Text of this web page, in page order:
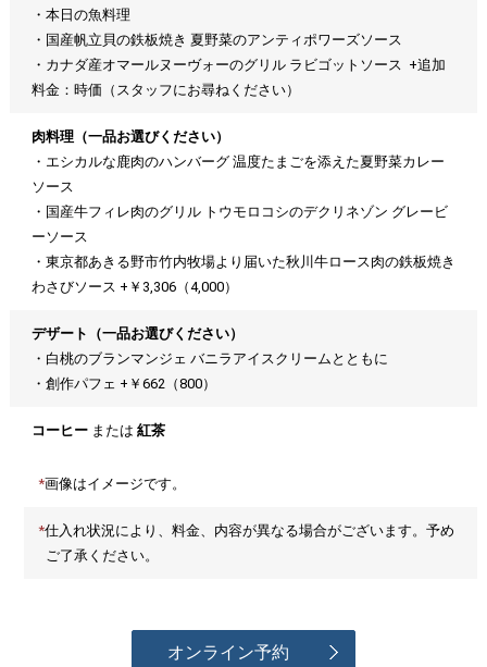
・本日の魚料理
・国産帆立貝の鉄板焼き 夏野菜のアンティポワーズソース
・カナダ産オマールヌーヴォーのグリル ラビゴットソース +追加
料金：時価（スタッフにお尋ねください）
肉料理（一品お選びください）
・エシカルな鹿肉のハンバーグ 温度たまごを添えた夏野菜カレー
ソース
・国産牛フィレ肉のグリル トウモロコシのデクリネゾン グレービ
ーソース
・東京都あきる野市竹内牧場より届いた秋川牛ロース肉の鉄板焼き
わさびソース +￥3,306（4,000）
デザート（一品お選びください）
・白桃のブランマンジェ バニラアイスクリームとともに
・創作パフェ +￥662（800）
コーヒーまたは 紅茶
画像はイメージです。
仕入れ状況により、料金、内容が異なる場合がございます。予め
ご了承ください。
オンライン予約